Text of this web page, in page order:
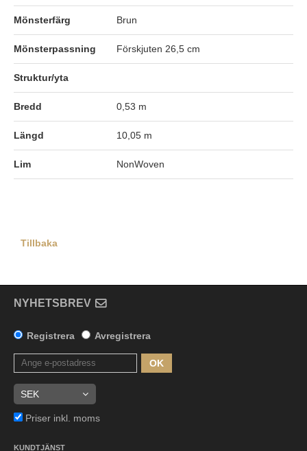
Mönsterfärg Brun
Mönsterpassning Förskjuten 26,5 cm
Struktur/yta
Bredd 0,53 m
Längd 10,05 m
Lim NonWoven
Tillbaka
NYHETSBREV
Registrera Avregistrera
OK
Priser inkl. moms
KUNDTJÄNST